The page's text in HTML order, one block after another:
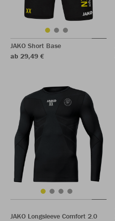
JAKO Short Base
ab 29,49 €
JAKO Longsleeve Comfort 2.0